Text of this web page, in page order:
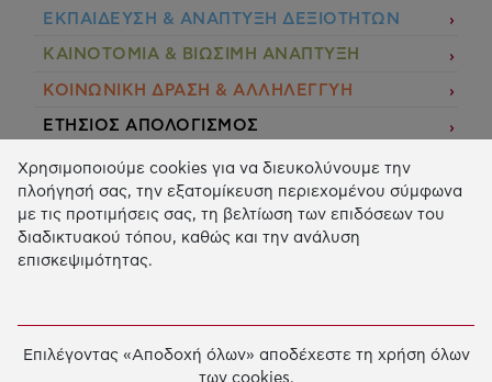
ΕΚΠΑIΔΕΥΣΗ & ΑΝΑΠΤΥΞΗ ΔΕΞΙΟΤΗΤΩΝ
ΚΑΙΝΟΤΟΜΙΑ & ΒΙΩΣΙΜΗ ΑΝΑΠΤΥΞΗ
ΚΟΙΝΩΝΙΚΗ ΔΡΑΣΗ & ΑΛΛΗΛΕΓΓΥΗ
ΕΤΗΣΙΟΣ ΑΠΟΛΟΓΙΣΜΟΣ
E-LIBRARY
ΧΡΗΜΑΤΟΔΟΤΗΣΕΙΣ
ΑΙΤΗΣΗ ΧΡΗΜΑΤΟΔΟΤΗΣΗΣ
Δεδομένων
Χρησιμοποιούμε cookies για να διευκολύνουμε την
πλοήγησή σας, την εξατομίκευση περιεχομένου σύμφωνα
με τις προτιμήσεις σας, τη βελτίωση των επιδόσεων του
διαδικτυακού τόπου, καθώς και την ανάλυση
επισκεψιμότητας.
Επιλέγοντας «Αποδοχή όλων» αποδέχεστε τη χρήση όλων
των cookies.